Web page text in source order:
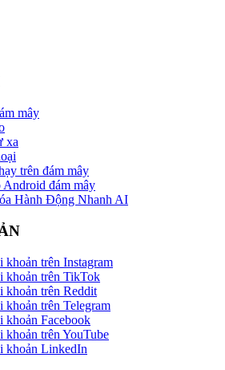
mây
xa
trên đám mây
Android đám mây
Hành Động Nhanh AI
khoản trên Instagram
khoản trên TikTok
khoản trên Reddit
khoản trên Telegram
khoản Facebook
khoản trên YouTube
khoản LinkedIn